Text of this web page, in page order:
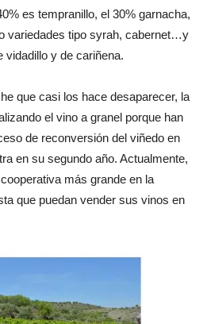
es tempranillo, el 30% garnacha,
variedades tipo syrah, cabernet…y
vidadillo y de cariñena.
que casi los hace desaparecer, la
el vino a granel porque han
de reconversión del viñedo en
en su segundo año. Actualmente,
más grande en la
que puedan vender sus vinos en